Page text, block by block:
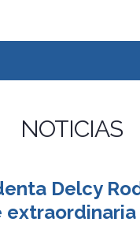
NOTICIAS
Delcy